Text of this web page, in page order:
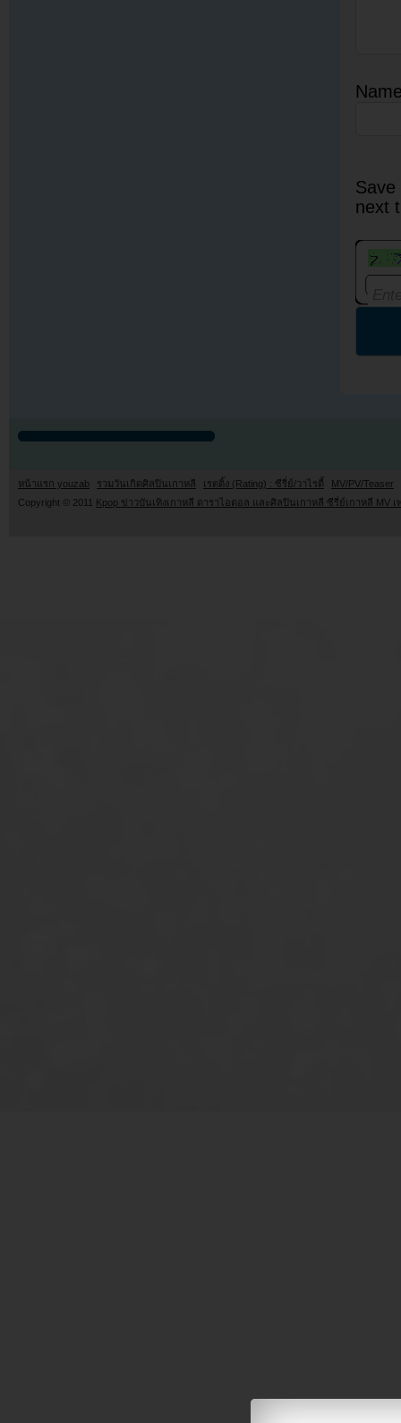
next
หน้าแรก youzab รวมวันเกิดศิลปินเกาหลี เรตติ้ง (Rating) : ซีรี่ย์/วาไรตี้
MV/PV/Teaser
Copyright © 2011 Kpop ข่าวบันเทิงเกาหลี ดาราไอดอล และศิลปินเกาหลี ซีรี่ย์เกาหลี MV